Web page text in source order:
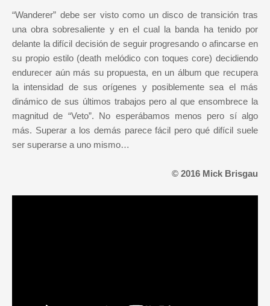
“Wanderer” debe ser visto como un disco de transición tras
una obra sobresaliente y en el cual la banda ha tenido por
delante la difícil decisión de seguir progresando o afincarse en
su propio estilo (death melódico con toques core) decidiendo
endurecer aún más su propuesta, en un álbum que recupera
la intensidad de sus orígenes y posiblemente sea el más
dinámico de sus últimos trabajos pero al que ensombrece la
magnitud de “Veto”. No esperábamos menos pero sí algo
más. Superar a los demás parece fácil pero qué difícil suele
ser superarse a uno mismo…
© 2016 Mick Brisgau